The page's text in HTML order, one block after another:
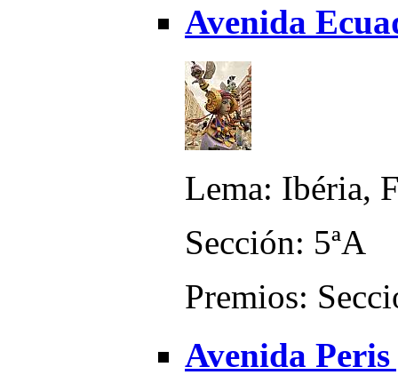
Avenida
Lema: Ibéria,
Sección: 5ªA
Premios:
Avenida